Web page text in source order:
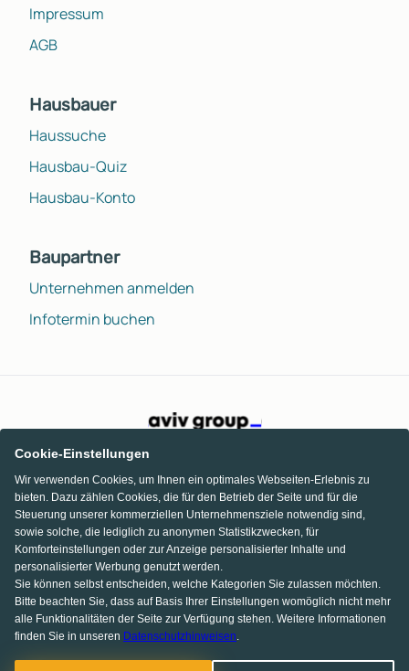
Impressum
AGB
Hausbauer
Haussuche
Hausbau-Quiz
Hausbau-Konto
Baupartner
Unternehmen anmelden
Infotermin buchen
Cookie-Einstellungen
Wir verwenden Cookies, um Ihnen ein optimales Webseiten-Erlebnis zu
bieten. Dazu zählen Cookies, die für den Betrieb der Seite und für die
Steuerung unserer kommerziellen Unternehmensziele notwendig sind,
sowie solche, die lediglich zu anonymen Statistikzwecken, für
Komforteinstellungen oder zur Anzeige personalisierter Inhalte und
personalisierter Werbung genutzt werden.
Sie können selbst entscheiden, welche Kategorien Sie zulassen möchten.
Bitte beachten Sie, dass auf Basis Ihrer Einstellungen womöglich nicht mehr
alle Funktionalitäten der Seite zur Verfügung stehen. Weitere Informationen
finden Sie in unseren Datenschutzhinweisen.